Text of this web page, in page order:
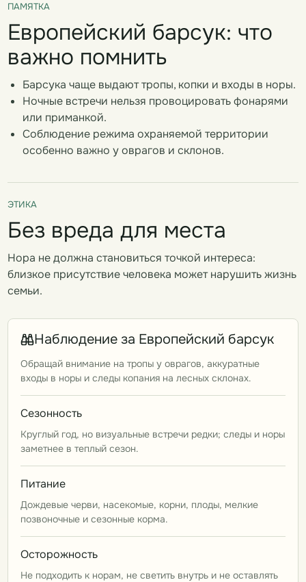
ПАМЯТКА
Европейский барсук: что
важно помнить
Барсука чаще выдают тропы, копки и входы в норы.
Ночные встречи нельзя провоцировать фонарями
или приманкой.
Соблюдение режима охраняемой территории
особенно важно у оврагов и склонов.
ЭТИКА
Без вреда для места
Нора не должна становиться точкой интереса:
близкое присутствие человека может нарушить жизнь
семьи.
Наблюдение за Европейский барсук
Обращай внимание на тропы у оврагов, аккуратные
входы в норы и следы копания на лесных склонах.
Сезонность
Круглый год, но визуальные встречи редки; следы и норы
заметнее в теплый сезон.
Питание
Дождевые черви, насекомые, корни, плоды, мелкие
позвоночные и сезонные корма.
Осторожность
Не подходить к норам, не светить внутрь и не оставлять